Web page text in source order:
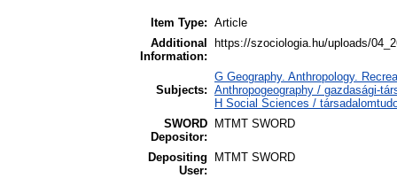
Item Type: Article
Additional
Information:
https://szociologia.hu/uploads/
Subjects:
G Geography. Anthropology.
Anthropogeography / gazdasági-
H Social Sciences /
SWORD
Depositor:
MTMT SWORD
Depositing
User:
MTMT SWORD